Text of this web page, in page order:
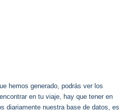
hemos generado, podrás ver los
en tu viaje, hay que tener en
diariamente nuestra base de datos, es